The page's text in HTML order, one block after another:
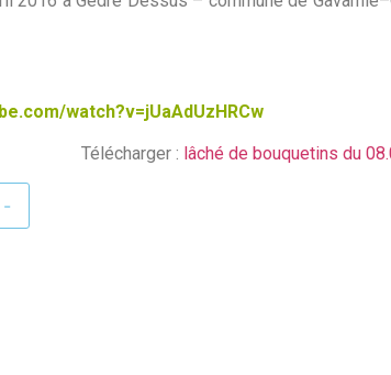
watch?v=jUaAdUzHRCw
Télécharger : lâché de bouquetins du
-